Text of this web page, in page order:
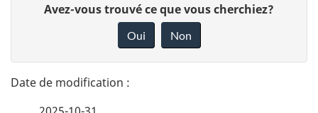
t
a
n
Avez-vous trouvé ce que vous cherchiez?
Oui Non